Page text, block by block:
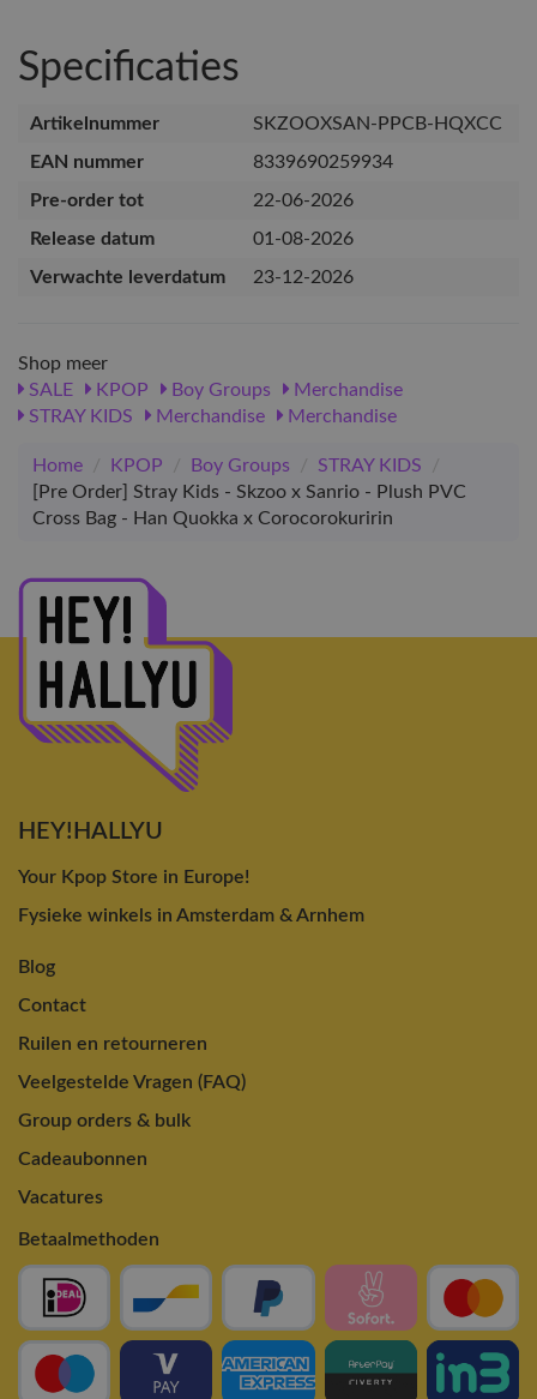
Specificaties
Artikelnummer
SKZOOXSAN-PPCB-HQXCC
EAN nummer
8339690259934
Pre-order tot
22-06-2026
Release datum
01-08-2026
Verwachte leverdatum
23-12-2026
Shop meer
SALE
KPOP Boy Groups
Merchandise
STRAY KIDS
Merchandise Merchandise
Home / KPOP / Boy Groups / STRAY KIDS
/
[Pre Order] Stray Kids - Skzoo x Sanrio - Plush PVC
Cross Bag - Han Quokka x Corocorokuririn
HEY!HALLYU
Your Kpop Store in Europe!
Fysieke winkels in Amsterdam & Arnhem
Blog
Contact
Ruilen en retourneren
Veelgestelde Vragen (FAQ)
Group orders & bulk
Cadeaubonnen
Vacatures
Betaalmethoden